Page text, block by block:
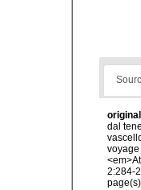
dal
voyage
2:284-